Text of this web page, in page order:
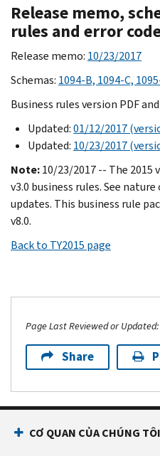
Release memo,
rules and error
Release memo: 10/23/2017
Schemas: 1094-B, 1094-C,
Business rules version PDF
Updated:01/12/2017
Updated: 10/23/2017
Note:10/23/2017 -- The 2015
v3.0 business rules. See
updates. This business rule
v8.0.
Back to TY2015 page
Page Last Reviewed or
Share
CƠ QUAN CỦA CHÚNG TÔI